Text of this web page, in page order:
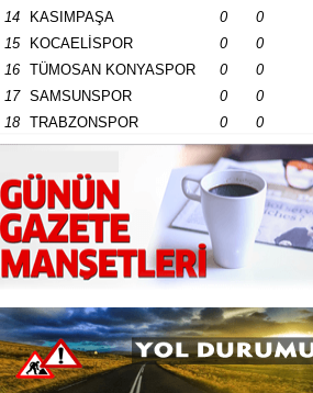
14
KASIMPAŞA 0
0
15
KOCAELİSPOR 0
0
16
TÜMOSAN KONYASPOR 0
0
17
SAMSUNSPOR 0
0
18
TRABZONSPOR 0 0